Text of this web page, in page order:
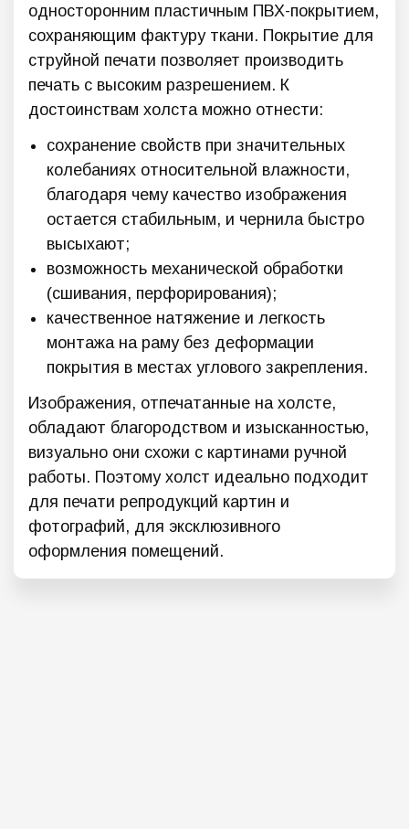
односторонним пластичным ПВХ-покрытием,
сохраняющим фактуру ткани. Покрытие для
струйной печати позволяет производить
печать с высоким разрешением. К
достоинствам холста можно отнести:
сохранение свойств при значительных
колебаниях относительной влажности,
благодаря чему качество изображения
остается стабильным, и чернила быстро
высыхают;
возможность механической обработки
(сшивания, перфорирования);
качественное натяжение и легкость
монтажа на раму без деформации
покрытия в местах углового закрепления.
Изображения, отпечатанные на холсте,
обладают благородством и изысканностью,
визуально они схожи с картинами ручной
работы. Поэтому холст идеально подходит
для печати репродукций картин и
фотографий, для эксклюзивного
оформления помещений.